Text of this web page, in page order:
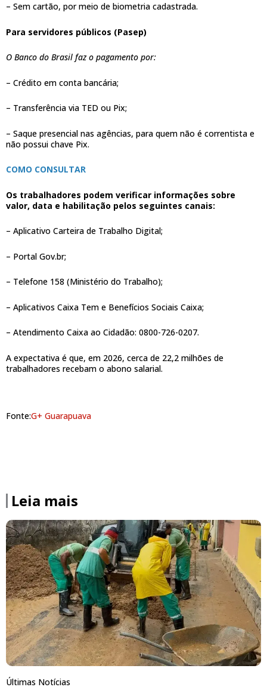
– Sem cartão, por meio de biometria cadastrada.
Para servidores públicos (Pasep)
O Banco do Brasil faz o pagamento por:
– Crédito em conta bancária;
– Transferência via TED ou Pix;
– Saque presencial nas agências, para quem não é correntista e
não possui chave Pix.
COMO CONSULTAR
Os trabalhadores podem verificar informações sobre
valor, data e habilitação pelos seguintes canais:
– Aplicativo Carteira de Trabalho Digital;
– Portal Gov.br;
– Telefone 158 (Ministério do Trabalho);
– Aplicativos Caixa Tem e Benefícios Sociais Caixa;
– Atendimento Caixa ao Cidadão: 0800-726-0207.
A expectativa é que, em 2026, cerca de 22,2 milhões de
trabalhadores recebam o abono salarial.
Fonte:G+ Guarapuava
Leia mais
Últimas Notícias